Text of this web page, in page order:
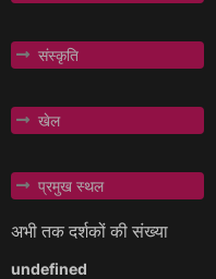
संस्कृति
खेल
प्रमुख स्थल
अभी तक दर्शकों की संख्या
undefined